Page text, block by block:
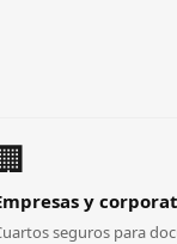
y
seguros para